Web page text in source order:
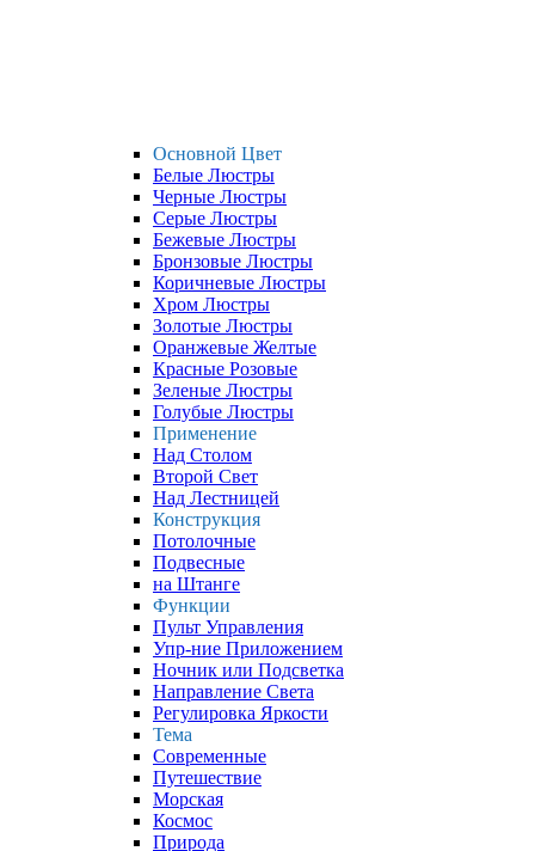
Основной Цвет
Белые Люстры
Черные Люстры
Серые Люстры
Бежевые Люстры
Бронзовые Люстры
Коричневые Люстры
Хром Люстры
Золотые Люстры
Оранжевые Желтые
Красные Розовые
Зеленые Люстры
Голубые Люстры
Применение
Над Столом
Второй Свет
Над Лестницей
Конструкция
Потолочные
Подвесные
на Штанге
Функции
Пульт Управления
Упр-ние Приложением
Ночник или Подсветка
Направление Света
Регулировка Яркости
Тема
Современные
Путешествие
Морская
Космос
Природа